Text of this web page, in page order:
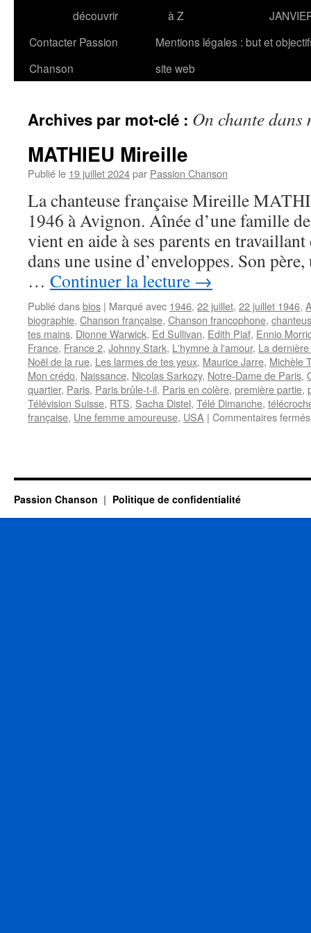
découvrir
à Z
Contacter Passion
Chanson
Mentions légales : but et
site web
Archives par mot-clé : On chante
MATHIEU Mireille
Publié le 19 juillet 2024par Passion Chanson
La chanteuse française Mireille
1946 à Avignon. Aînée d’une famille
vient en aide à ses parents en travaillant
dans une usine d’enveloppes. Son
… Continuer la lecture →
Publié dansbios | Marqué avec 1946, 22 juillet, 22 juillet 1946,
biographie, Chanson française, Chanson francophone,
tes mains, Dionne Warwick, Ed Sullivan, Edith Piaf, Ennio
France, France 2, Johnny Stark, L'hymne à l'amour, La
Noël de la rue, Les larmes de tes yeux, Maurice Jarre, Michèle
Mon crédo, Naissance, Nicolas Sarkozy, Notre-Dame de Paris,
quartier, Paris, Paris brûle-t-il, Paris en colère, première partie,
Télévision Suisse, RTS, Sacha Distel, Télé Dimanche,
française, Une femme amoureuse, USA | Commentaires fermés
Passion Chanson Politique de confidentialité